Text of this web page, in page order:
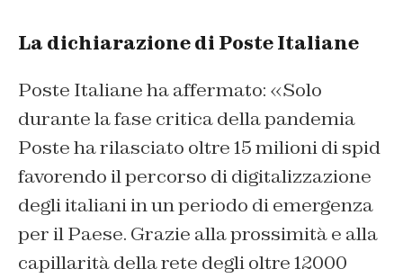
La dichiarazione di Poste Italiane
Poste Italiane ha affermato: «Solo
durante la fase critica della pandemia
Poste ha rilasciato oltre 15 milioni di spid
favorendo il percorso di digitalizzazione
degli italiani in un periodo di emergenza
per il Paese. Grazie alla prossimità e alla
capillarità della rete degli oltre 12000